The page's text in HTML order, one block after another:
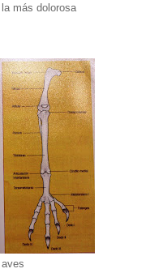
más dolorosa